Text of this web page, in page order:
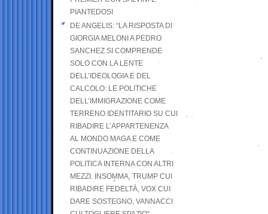
PIANTEDOSI
DE ANGELIS: “LA RISPOSTA DI
GIORGIA MELONI A PEDRO
SANCHEZ SI COMPRENDE
SOLO CON LA LENTE
DELL’IDEOLOGIA E DEL
CALCOLO: LE POLITICHE
DELL’IMMIGRAZIONE COME
TERRENO IDENTITARIO SU CUI
RIBADIRE L’APPARTENENZA
AL MONDO MAGA E COME
CONTINUAZIONE DELLA
POLITICA INTERNA CON ALTRI
MEZZI. INSOMMA, TRUMP CUI
RIBADIRE FEDELTÀ, VOX CUI
DARE SOSTEGNO, VANNACCI